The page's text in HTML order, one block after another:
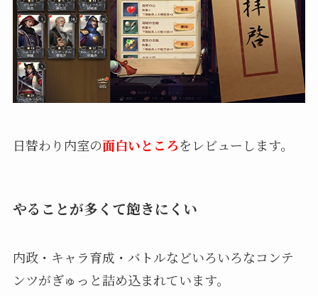
日替わり内室の面白いところをレビューします。
やることが多くて飽きにくい
内政・キャラ育成・バトルなどいろいろなコンテ
ンツがぎゅっと詰め込まれています。